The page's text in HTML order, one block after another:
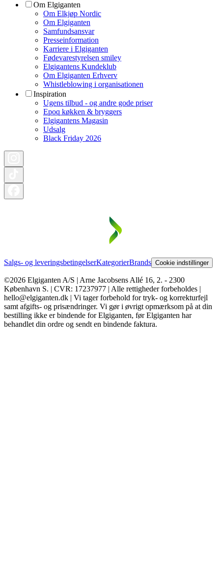
Om Elgiganten
Om Elkjøp Nordic
Om Elgiganten
Samfundsansvar
Presseinformation
Karriere i Elgiganten
Fødevarestyrelsen smiley
Elgigantens Kundeklub
Om Elgiganten Erhverv
Whistleblowing i organisationen
Inspiration
Ugens tilbud - og andre gode priser
Epoq køkken & bryggers
Elgigantens Magasin
Udsalg
Black Friday 2026
Salgs- og leveringsbetingelserKategorierBrands Cookie indstillinger
©2026 Elgiganten A/S | Arne Jacobsens Allé 16, 2. - 2300
København S. | CVR: 17237977 | Alle rettigheder forbeholdes |
hello@elgiganten.dk | Vi tager forbehold for tryk- og korrekturfejl
samt afgifts- og prisændringer. Vi gør i øvrigt opmærksom på at din
bestilling ikke er bindende for Elgiganten, før Elgiganten har
behandlet din ordre og sendt en bindende faktura.